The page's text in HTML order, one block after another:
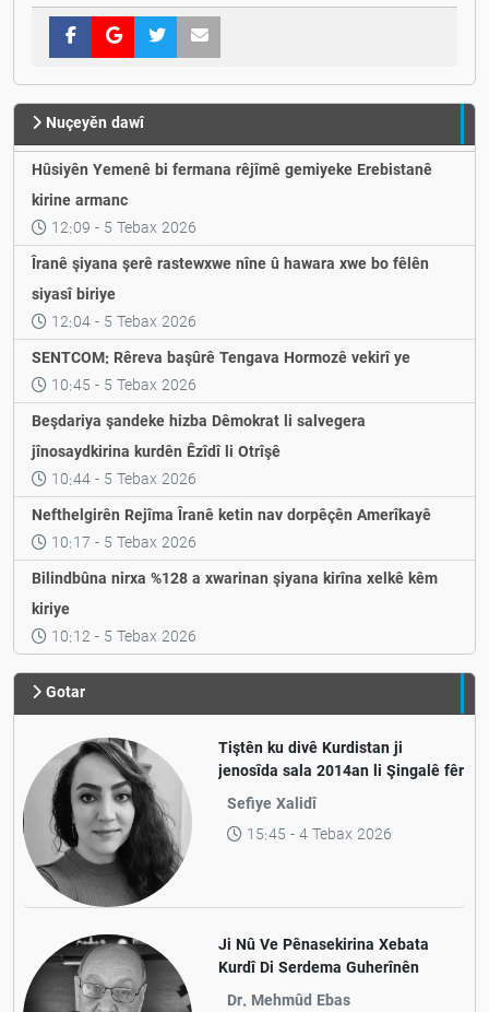
Nuçeyěn dawî
‌Hûsiyên Yemenê bi fermana rêjîmê gemiyeke Erebistanê
kirine armanc
12:09 - 5 Tebax 2026
Îranê şiyana şerê rastewxwe nîne û hawara xwe bo fêlên
siyasî biriye
12:04 - 5 Tebax 2026
SENTCOM: Rêreva başûrê Tengava Hormozê vekirî ye
10:45 - 5 Tebax 2026
Beşdariya şandeke hizba Dêmokrat li salvegera
jînosaydkirina kurdên Êzîdî li Otrîşê
10:44 - 5 Tebax 2026
Nefthelgirên Rejîma Îranê ketin nav dorpêçên Amerîkayê
10:17 - 5 Tebax 2026
Bilindbûna nirxa %128 a xwarinan şiyana kirîna xelkê kêm
kiriye
10:12 - 5 Tebax 2026
Gotar
Tiştên ku divê Kurdistan ji
jenosîda sala 2014an li Şingalê fêr
bibe
Sefiye Xalidî
15:45 - 4 Tebax 2026
Ji Nû Ve Pênasekirina Xebata
Kurdî Di Serdema Guherînên
Mezin Da
Dr. Mehmûd Ebas